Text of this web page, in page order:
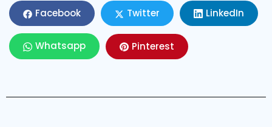
Facebook Twitter LinkedIn
Whatsapp Pinterest